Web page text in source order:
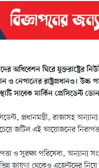
অধিবেশন ঘিরে যুক্তরাষ্ট্রের
নেপালের রাষ্ট্রপ্রধানও। উচ্চ
সাবেক মার্কিন প্রেসিডেন্ট
প্রধানমন্ত্রী, রাজাসহ
জটিল এই আয়োজনের
ও সুরক্ষা পরিষেবা,